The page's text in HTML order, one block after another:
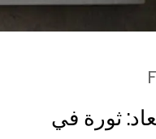
ثورة في